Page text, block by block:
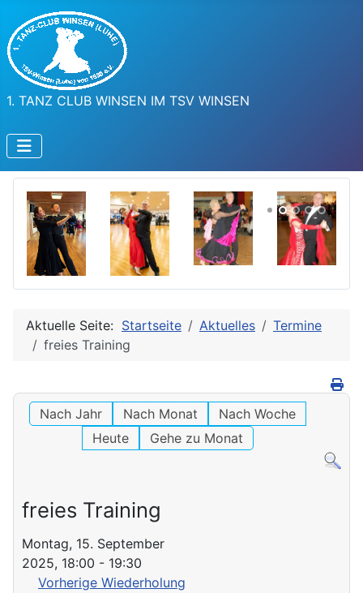
1. TANZ CLUB WINSEN IM TSV WINSEN
Aktuelle Seite: Startseite Aktuelles
Termine
freies Training
Nach Jahr Nach Monat
Nach Woche
Heute
Gehe zu Monat
freies Training
Montag, 15. September
2025, 18:00 - 19:30
Vorherige Wiederholung